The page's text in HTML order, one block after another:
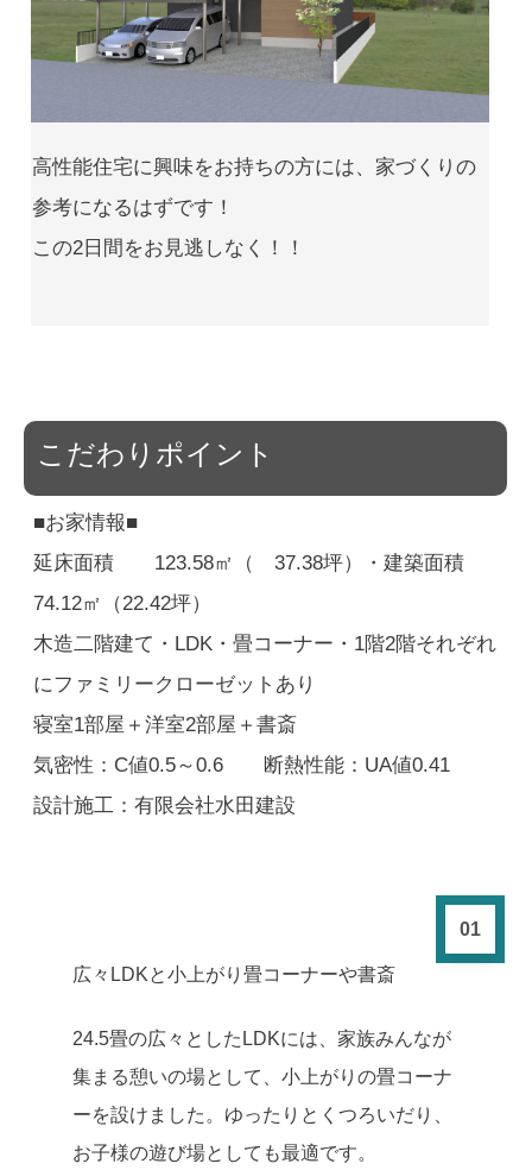
高性能住宅に興味をお持ちの方には、家づくりの
参考になるはずです！
この2日間をお見逃しなく！！
こだわりポイント
■お家情報■
延床面積 123.58㎡（ 37.38坪）・建築面積
74.12㎡（22.42坪）
木造二階建て・LDK・畳コーナー・1階2階それぞれ
にファミリークローゼットあり
寝室1部屋＋洋室2部屋＋書斎
気密性：C値0.5～0.6 断熱性能：UA値0.41
設計施工：有限会社水田建設
01
広々LDKと小上がり畳コーナーや書斎
24.5畳の広々としたLDKには、家族みんなが
集まる憩いの場として、小上がりの畳コーナ
ーを設けました。ゆったりとくつろいだり、
お子様の遊び場としても最適です。